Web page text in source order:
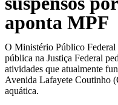
aponta MPF
O Ministério Público
pública na Justiça Federal
atividades que atualmente
Avenida Lafayete Coutinho
aquática.